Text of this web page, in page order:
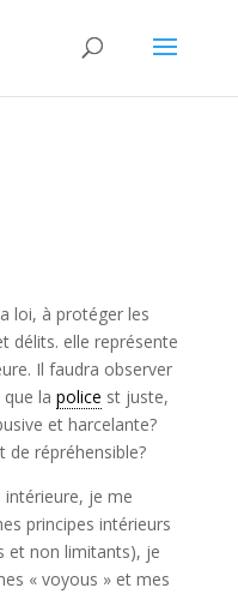
loi, à protéger les
délits. elle représente
Il faudra observer
la police st juste,
et harcelante?
de répréhensible?
intérieure, je me
principes intérieurs
et non limitants), je
« voyous » et mes